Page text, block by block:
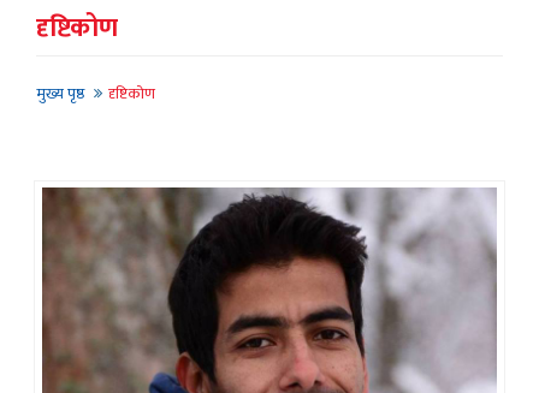
दृष्टिकोण
मुख्य पृष्ठ दृष्टिकोण